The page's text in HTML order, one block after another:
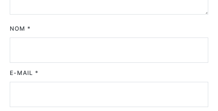
NOM *
E-MAIL *